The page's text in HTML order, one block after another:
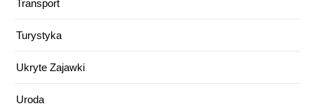
Transport
Turystyka
Ukryte Zajawki
Uroda